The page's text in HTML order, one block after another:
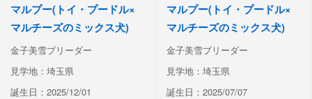
マルプー(トイ・プードル×
マルチーズのミックス犬)
金子美雪ブリーダー
見学地：埼玉県
誕生日：2025/12/01
マルプー(トイ・プードル×
マルチーズのミックス犬)
金子美雪ブリーダー
見学地：埼玉県
誕生日：2025/07/07